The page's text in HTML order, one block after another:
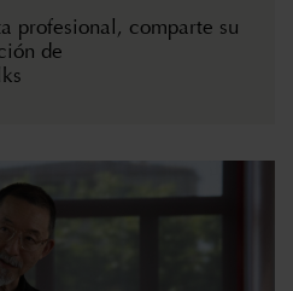
profesional, comparte su
de